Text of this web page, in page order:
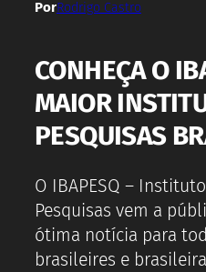
PorRodrigo Castro
CONHEÇA O
MAIOR
PESQUISAS
O IBAPESQ –
Pesquisas vem a
ótima notícia para
brasileires e